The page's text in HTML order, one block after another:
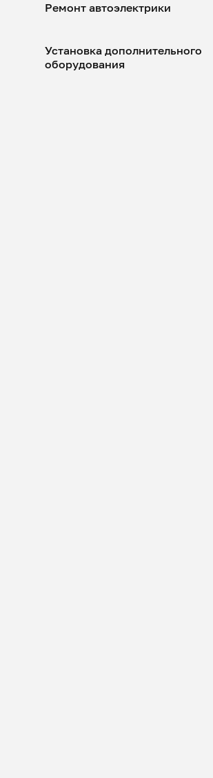
Ремонт автоэлектрики
Установка дополнительного
оборудования